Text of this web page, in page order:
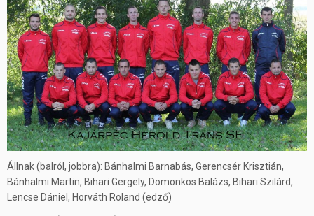
Állnak (balról, jobbra): Bánhalmi Barnabás, Gerencsér Krisztián,
Bánhalmi Martin, Bihari Gergely, Domonkos Balázs, Bihari Szilárd,
Lencse Dániel, Horváth Roland (edző)